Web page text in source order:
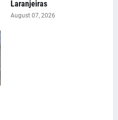
Laranjeiras
August 07, 2026